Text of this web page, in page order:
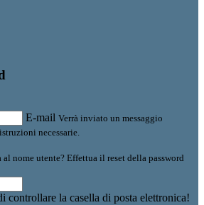
E-mail Verrà inviato un messaggio
necessarie.
nome utente? Effettua il reset della password
controllare la casella di posta elettronica!